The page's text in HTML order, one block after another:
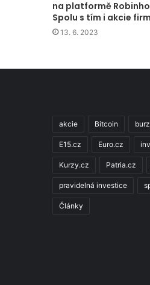
na platformě
Spolu s tím i akcie
13. 6. 2023
akcie Bitcoin
E15.cz Euro.cz
Kurzy.cz Patria.cz
pravidelná investice
Články